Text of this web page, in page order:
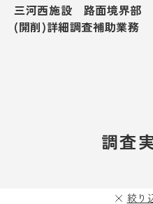
三河西施設 路面境界部
(開削)詳細調査補助業務
調査
絞り